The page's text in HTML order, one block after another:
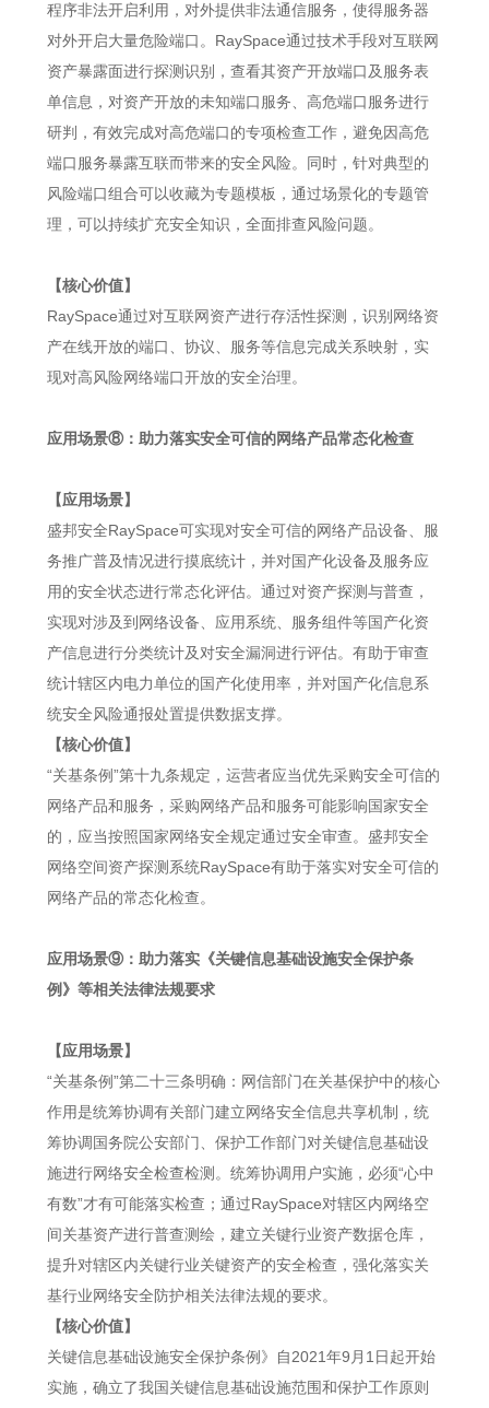
程序非法开启利用，对外提供非法通信服务，使得服务器
对外开启大量危险端口。RaySpace通过技术手段对互联网
资产暴露面进行探测识别，查看其资产开放端口及服务表
单信息，对资产开放的未知端口服务、高危端口服务进行
研判，有效完成对高危端口的专项检查工作，避免因高危
端口服务暴露互联而带来的安全风险。同时，针对典型的
风险端口组合可以收藏为专题模板，通过场景化的专题管
理，可以持续扩充安全知识，全面排查风险问题。
【核心价值】
RaySpace通过对互联网资产进行存活性探测，识别网络资
产在线开放的端口、协议、服务等信息完成关系映射，实
现对高风险网络端口开放的安全治理。
应用场景⑧：助力落实安全可信的网络产品常态化检查
【应用场景】
盛邦安全RaySpace可实现对安全可信的网络产品设备、服
务推广普及情况进行摸底统计，并对国产化设备及服务应
用的安全状态进行常态化评估。通过对资产探测与普查，
实现对涉及到网络设备、应用系统、服务组件等国产化资
产信息进行分类统计及对安全漏洞进行评估。有助于审查
统计辖区内电力单位的国产化使用率，并对国产化信息系
统安全风险通报处置提供数据支撑。
【核心价值】
“关基条例”第十九条规定，运营者应当优先采购安全可信的
网络产品和服务，采购网络产品和服务可能影响国家安全
的，应当按照国家网络安全规定通过安全审查。盛邦安全
网络空间资产探测系统RaySpace有助于落实对安全可信的
网络产品的常态化检查。
应用场景⑨：助力落实《关键信息基础设施安全保护条
例》等相关法律法规要求
【应用场景】
“关基条例”第二十三条明确：网信部门在关基保护中的核心
作用是统筹协调有关部门建立网络安全信息共享机制，统
筹协调国务院公安部门、保护工作部门对关键信息基础设
施进行网络安全检查检测。统筹协调用户实施，必须“心中
有数”才有可能落实检查；通过RaySpace对辖区内网络空
间关基资产进行普查测绘，建立关键行业资产数据仓库，
提升对辖区内关键行业关键资产的安全检查，强化落实关
基行业网络安全防护相关法律法规的要求。
【核心价值】
关键信息基础设施安全保护条例》自2021年9月1日起开始
实施，确立了我国关键信息基础设施范围和保护工作原则